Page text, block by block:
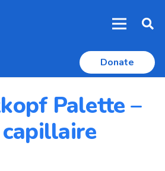
Donate
Palette –